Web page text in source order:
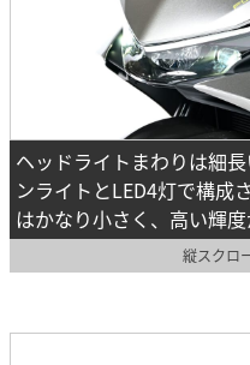
ヘッドライトまわりは細
ンライトとLED4灯で構成
はかなり小さく、高い輝度
縦スクロ